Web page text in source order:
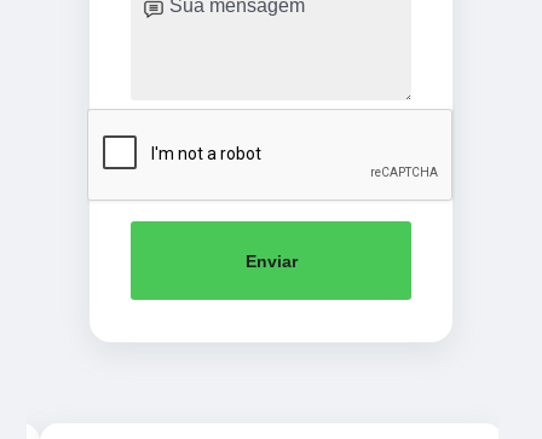
Enviar